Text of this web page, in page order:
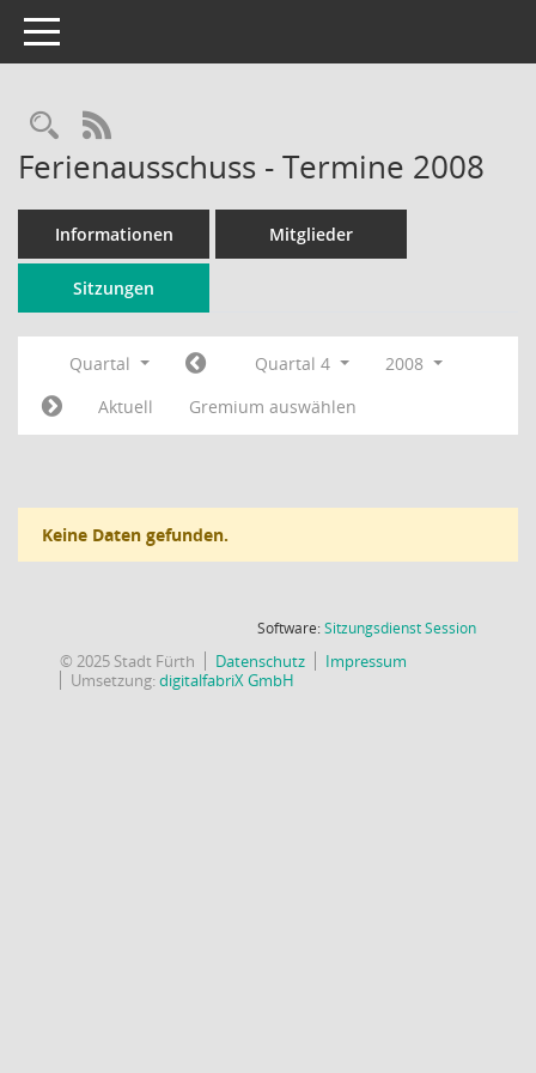
Toggle navigation
Rechercheauswahl
RSS-Feed
Ferienausschuss - Termine 2008
Informationen Mitglieder
Sitzungen
Quartal Quartal 4
2008
Aktuell
Gremium auswählen
Keine Daten gefunden.
Software:SitzungsdienstSession(Wird in
© 2025 Stadt Fürth Datenschutz
Impressum
Umsetzung:digitalfabriX GmbH